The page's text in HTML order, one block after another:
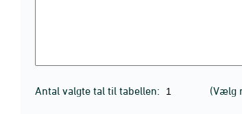
Antal valgte tal til tabellen: (Vælg